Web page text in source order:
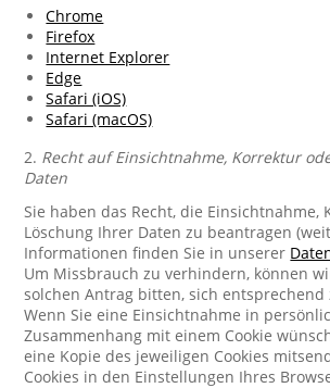
Chrome
Firefox
Internet Explorer
Edge
Safari (iOS)
Safari (macOS)
2. Recht auf Einsichtnahme, Korrektur
Daten
Sie haben das Recht, die Einsichtnahme,
Löschung Ihrer Daten zu beantragen
Informationen finden Sie in unserer
Um Missbrauch zu verhindern, können
solchen Antrag bitten, sich
Wenn Sie eine Einsichtnahme in
Zusammenhang mit einem Cookie
eine Kopie des jeweiligen Cookies
Cookies in den Einstellungen Ihres